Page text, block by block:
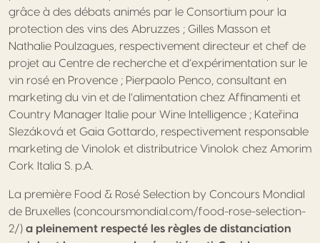
grâce à des débats animés par le Consortium pour la
protection des vins des Abruzzes ; Gilles Masson et
Nathalie Poulzagues, respectivement directeur et chef de
projet au Centre de recherche et d’expérimentation sur le
vin rosé en Provence ; Pierpaolo Penco, consultant en
marketing du vin et de l’alimentation chez Affinamenti et
Country Manager Italie pour Wine Intelligence ; Kateřina
Slezáková et Gaia Gottardo, respectivement responsable
marketing de Vinolok et distributrice Vinolok chez Amorim
Cork Italia S. p.A.
La première Food & Rosé Selection by Concours Mondial
de Bruxelles (concoursmondial.com/food-rose-selection-
2/) a pleinement respecté les règles de distanciation